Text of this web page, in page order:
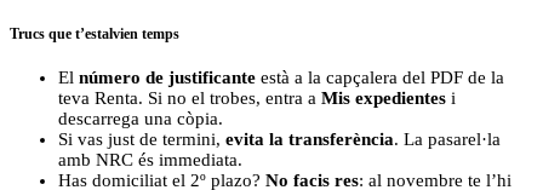
Trucs que t’estalvien temps
El número de justificante està a la capçalera del PDF de la
teva Renta. Si no el trobes, entra a Mis expedientes i
descarrega una còpia.
Si vas just de termini, evita la transferència. La pasarel·la
amb NRC és immediata.
Has domiciliat el 2º plazo? No facis res: al novembre te l’hi